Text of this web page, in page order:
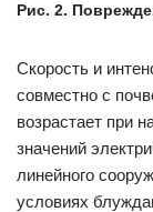
Рис. 2.
Скорость и
совместно с
возрастает при
значений
линейного
условиях